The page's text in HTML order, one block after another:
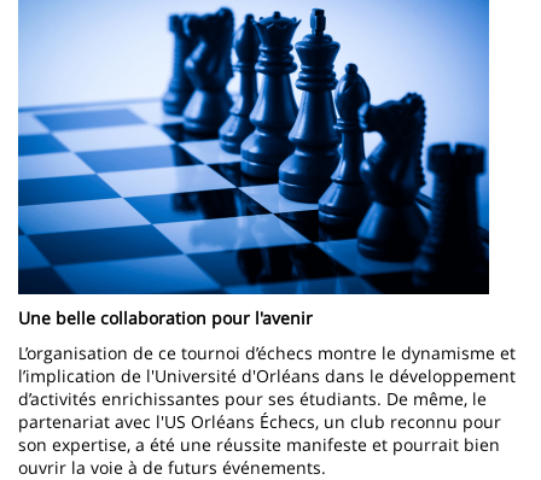
Une belle collaboration pour l'avenir
L’organisation de ce tournoi d’échecs montre le dynamisme et
l’implication de l'Université d'Orléans dans le développement
d’activités enrichissantes pour ses étudiants. De même, le
partenariat avec l'US Orléans Échecs, un club reconnu pour
son expertise, a été une réussite manifeste et pourrait bien
ouvrir la voie à de futurs événements.